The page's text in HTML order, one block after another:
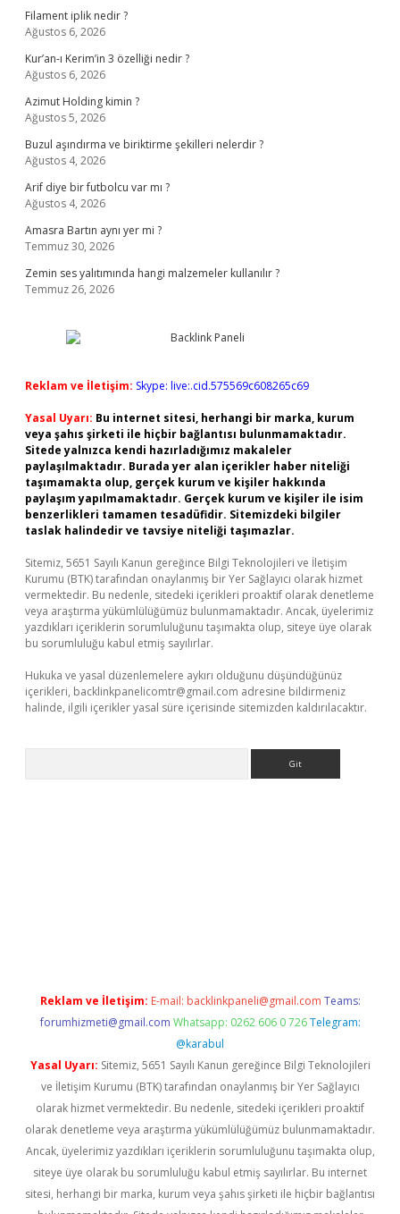
Filament iplik nedir ?
Ağustos 6, 2026
Kur’an-ı Kerim’in 3 özelliği nedir ?
Ağustos 6, 2026
Azimut Holding kimin ?
Ağustos 5, 2026
Buzul aşındırma ve biriktirme şekilleri nelerdir ?
Ağustos 4, 2026
Arif diye bir futbolcu var mı ?
Ağustos 4, 2026
Amasra Bartın aynı yer mi ?
Temmuz 30, 2026
Zemin ses yalıtımında hangi malzemeler kullanılır ?
Temmuz 26, 2026
Reklam ve İletişim: Skype: live:.cid.575569c608265c69
Yasal Uyarı: Bu internet sitesi, herhangi bir marka, kurum
veya şahıs şirketi ile hiçbir bağlantısı bulunmamaktadır.
Sitede yalnızca kendi hazırladığımız makaleler
paylaşılmaktadır. Burada yer alan içerikler haber niteliği
taşımamakta olup, gerçek kurum ve kişiler hakkında
paylaşım yapılmamaktadır. Gerçek kurum ve kişiler ile isim
benzerlikleri tamamen tesadüfidir. Sitemizdeki bilgiler
taslak halindedir ve tavsiye niteliği taşımazlar.
Sitemiz, 5651 Sayılı Kanun gereğince Bilgi Teknolojileri ve İletişim
Kurumu (BTK) tarafından onaylanmış bir Yer Sağlayıcı olarak hizmet
vermektedir. Bu nedenle, sitedeki içerikleri proaktif olarak denetleme
veya araştırma yükümlülüğümüz bulunmamaktadır. Ancak, üyelerimiz
yazdıkları içeriklerin sorumluluğunu taşımakta olup, siteye üye olarak
bu sorumluluğu kabul etmiş sayılırlar.
Hukuka ve yasal düzenlemelere aykırı olduğunu düşündüğünüz
içerikleri, backlinkpanelicomtr@gmail.com adresine bildirmeniz
halinde, ilgili içerikler yasal süre içerisinde sitemizden kaldırılacaktır.
Reklam ve İletişim: E-mail: backlinkpaneli@gmail.com Teams:
forumhizmeti@gmail.com Whatsapp: 0262 606 0 726 Telegram:
@karabul
Yasal Uyarı: Sitemiz, 5651 Sayılı Kanun gereğince Bilgi Teknolojileri
ve İletişim Kurumu (BTK) tarafından onaylanmış bir Yer Sağlayıcı
olarak hizmet vermektedir. Bu nedenle, sitedeki içerikleri proaktif
olarak denetleme veya araştırma yükümlülüğümüz bulunmamaktadır.
Ancak, üyelerimiz yazdıkları içeriklerin sorumluluğunu taşımakta olup,
siteye üye olarak bu sorumluluğu kabul etmiş sayılırlar. Bu internet
sitesi, herhangi bir marka, kurum veya şahıs şirketi ile hiçbir bağlantısı